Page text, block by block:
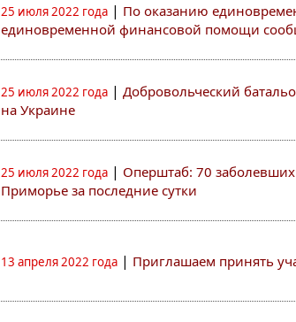
25 июля 2022 года | По оказанию
единовременной финансовой помощи
25 июля 2022 года | Добровольческий
на Украине
25 июля 2022 года | Оперштаб: 70 заболевших
Приморье за последние сутки
13 апреля 2022 года | Приглашаем принять